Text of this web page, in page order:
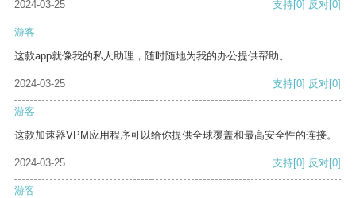
2024-03-25
支持[0] 反对[0]
游客
这款app就像我的私人助理，随时随地为我的办公提供帮助。
2024-03-25 支持[0] 反对[0]
游客
这款加速器VPM应用程序可以给你提供全球覆盖和最高安全性的连接。
2024-03-25 支持[0] 反对[0]
游客